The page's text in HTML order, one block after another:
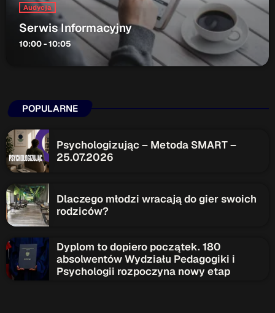
Audycja
Serwis Informacyjny
10:00 - 10:05
POPULARNE
Psychologizując – Metoda SMART –
25.07.2026
Dlaczego młodzi wracają do gier swoich
rodziców?
Dyplom to dopiero początek. 180
absolwentów Wydziału Pedagogiki i
Psychologii rozpoczyna nowy etap